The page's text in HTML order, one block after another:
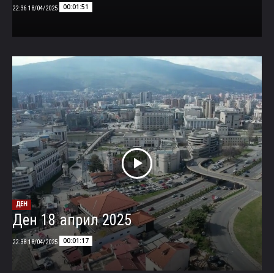
00:01:51
18/04/2025 22:36
ДЕН
Ден 18 април 2025
00:01:17
18/04/2025 22:38